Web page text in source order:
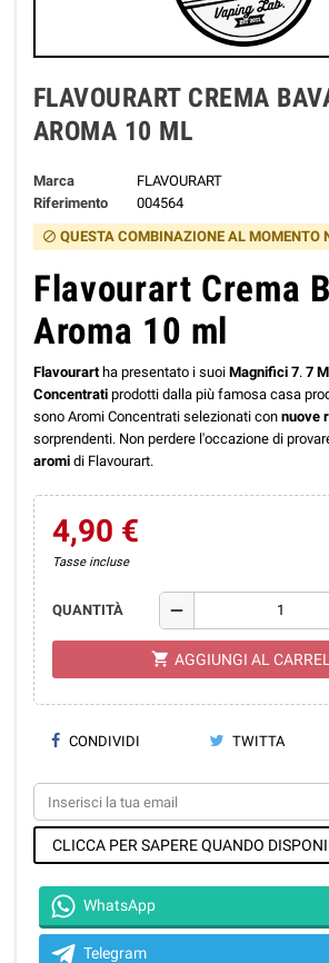
FLAVOURART CREMA
AROMA 10 ML
Marca
FLAVOURART
Riferimento
004564
block QUESTA COMBINAZIONE AL MOMENTO
Flavourart Crema
Aroma 10 ml
Flavourartha presentato i suoi Magnifici 7. 7
Concentrati prodotti dalla più famosa casa
sono Aromi Concentrati selezionati con nuove
sorprendenti. Non perdere l'occazione di
aromi di Flavourart.
4,90 €
Tasse incluse
QUANTITÀ remove
shopping_cart AGGIUNGI AL
CONDIVIDI TWITTA
CLICCA PER SAPERE QUANDO
WhatsApp
Telegram